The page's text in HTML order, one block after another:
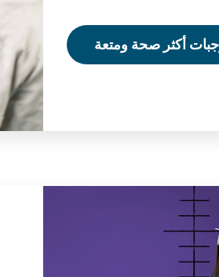
أكثر صحة ومتعة